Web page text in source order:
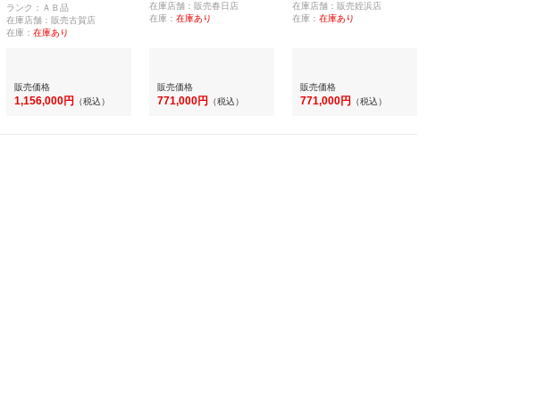
ランク：ＡＢ品
在庫店舗：販売古賀店
在庫： 在庫あり
販売価格
1,156,000円 （税込）
在庫店舗：販売春日店
在庫： 在庫あり
販売価格
771,000円 （税込）
在庫店舗：販売姪浜店
在庫： 在庫あり
販売価格
771,000円 （税込）